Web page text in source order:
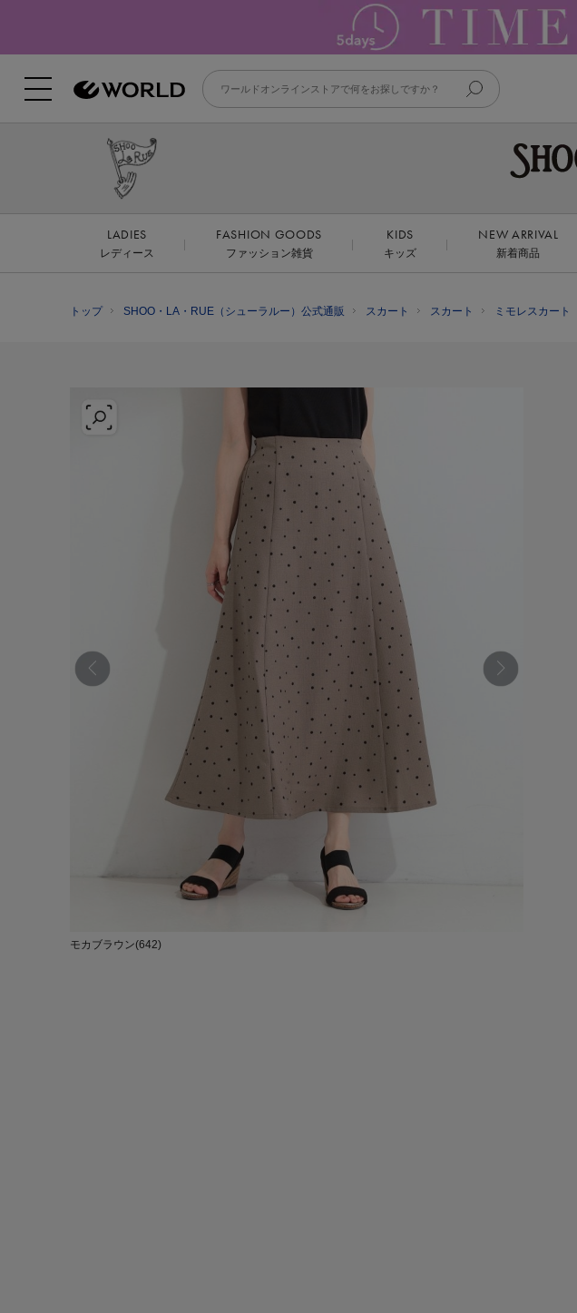
LADIES
レディース
FASHION GOODS
ファッション雑貨
KIDS
キッズ
NEW ARRIVAL
新着商品
トップ SHOO・LA・RUE（シューラルー）公式通販 スカート スカート ミモレスカート
モカブラウン(642)